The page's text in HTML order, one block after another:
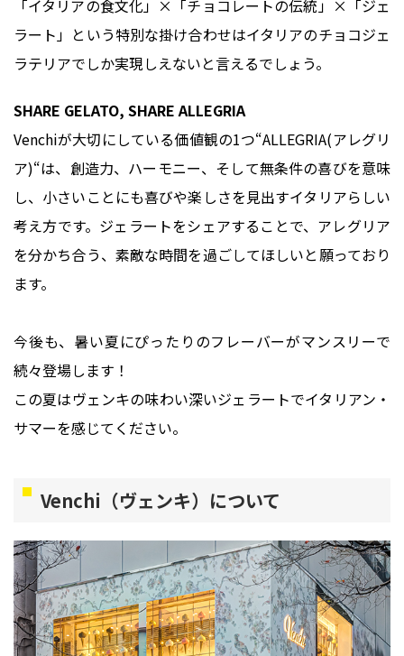
「イタリアの食文化」×「チョコレートの伝統」×「ジェ
ラート」という特別な掛け合わせはイタリアのチョコジェ
ラテリアでしか実現しえないと言えるでしょう。
SHARE GELATO, SHARE ALLEGRIA
Venchiが大切にしている価値観の1つ“ALLEGRIA(アレグリ
ア)“は、創造力、ハーモニー、そして無条件の喜びを意味
し、小さいことにも喜びや楽しさを見出すイタリアらしい
考え方です。ジェラートをシェアすることで、アレグリア
を分かち合う、素敵な時間を過ごしてほしいと願っており
ます。
今後も、暑い夏にぴったりのフレーバーがマンスリーで
続々登場します！
この夏はヴェンキの味わい深いジェラートでイタリアン・
サマーを感じてください。
Venchi（ヴェンキ）について